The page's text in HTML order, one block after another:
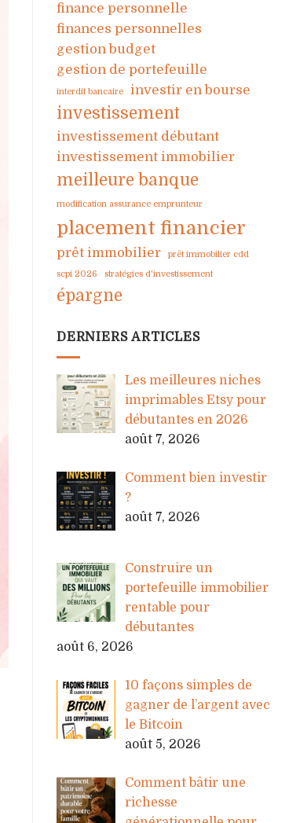
finance personnelle
finances personnelles
gestion budget
gestion de portefeuille
interdit bancaire investir en bourse
investissement
investissement débutant
investissement immobilier
meilleure banque
modification assurance emprunteur
placement financier
prêt immobilier
prêt immobilier cdd
scpi 2026
stratégies d'investissement
épargne
DERNIERS ARTICLES
Les meilleures niches
imprimables Etsy pour
débutantes en 2026
août 7, 2026
Comment bien investir
?
août 7, 2026
Construire un
portefeuille immobilier
rentable pour
débutantes
août 6, 2026
10 façons simples de
gagner de l’argent avec
le Bitcoin
août 5, 2026
Comment bâtir une
richesse